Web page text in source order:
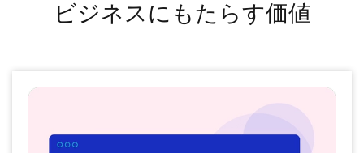
ビジネスにもたらす価値